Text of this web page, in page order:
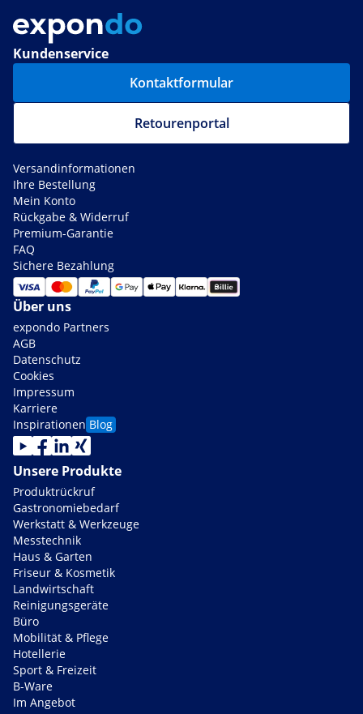
Kundenservice
Kontaktformular
Retourenportal
Versandinformationen
Ihre Bestellung
Mein Konto
Rückgabe & Widerruf
Premium-Garantie
FAQ
Sichere Bezahlung
Über uns
expondo Partners
AGB
Datenschutz
Cookies
Impressum
Karriere
Inspirationen Blog
Unsere Produkte
Produktrückruf
Gastronomiebedarf
Werkstatt & Werkzeuge
Messtechnik
Haus & Garten
Friseur & Kosmetik
Landwirtschaft
Reinigungsgeräte
Büro
Mobilität & Pflege
Hotellerie
Sport & Freizeit
B-Ware
Im Angebot